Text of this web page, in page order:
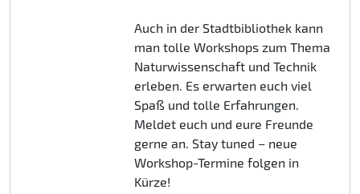
Auch in der Stadtbibliothek kann
man tolle Workshops zum Thema
Naturwissenschaft und Technik
erleben. Es erwarten euch viel
Spaß und tolle Erfahrungen.
Meldet euch und eure Freunde
gerne an. Stay tuned – neue
Workshop-Termine folgen in
Kürze!